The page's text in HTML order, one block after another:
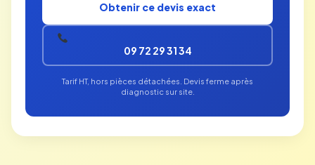
Obtenir ce devis exact
09 72 29 31 34
Tarif HT, hors pièces détachées. Devis ferme après
diagnostic sur site.